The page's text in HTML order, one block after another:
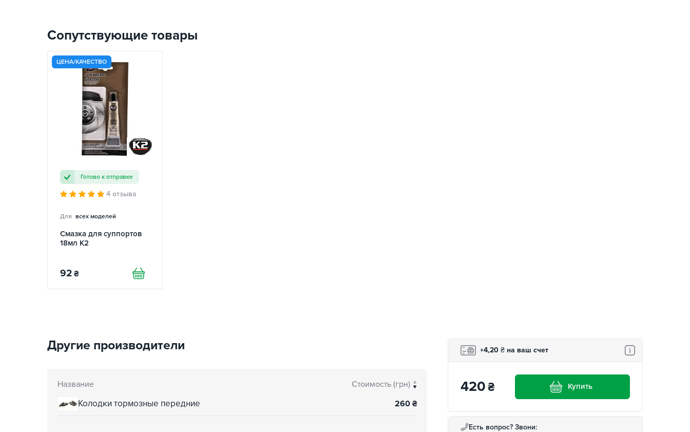
Сопутствующие товары
ЦЕНА/КАЧЕСТВО
Готово к отправке
4 отзыва
Для всех моделей
Смазка для суппортов
18мл K2
92 ₴
Другие производители
Название Стоимость (грн)
Колодки тормозные передние 260 ₴
+4,20 ₴ на ваш счет
420₴ Купить
Есть вопрос? Звони: